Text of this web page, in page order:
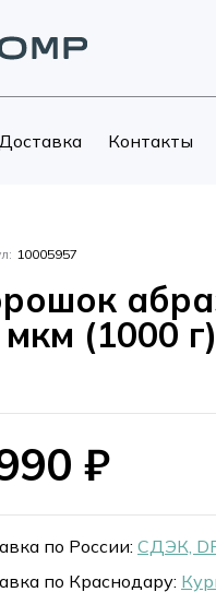
Контакты
10005957
(1000 г)
₽
по России: СДЭК,
по Краснодару: